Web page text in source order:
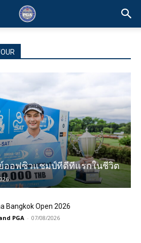
ออฟซิวแชมป์ทีดีทีแรกในชีวิต
Bangkok Open 2026
PGA - 07/08/2026